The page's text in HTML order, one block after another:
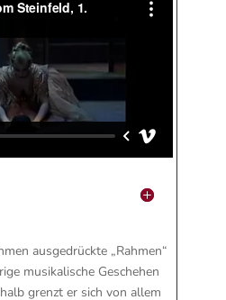
ausgedrückte „Rahmen“
musikalische Geschehen
grenzt er sich von allem